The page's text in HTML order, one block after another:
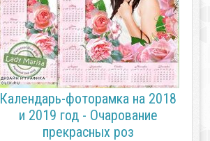
Календарь-фоторамка на 2018
и 2019 год - Очарование
прекрасных роз